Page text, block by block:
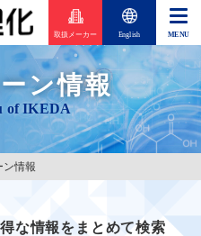
取扱メーカー English
ン情報
ン情報
な情報をまとめて検索